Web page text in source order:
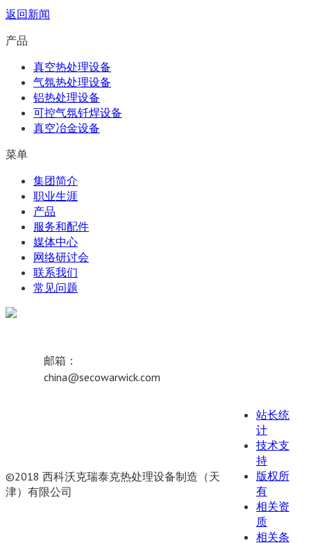
返回新闻
产品
真空热处理设备
气氛热处理设备
铝热处理设备
可控气氛钎焊设备
真空冶金设备
菜单
集团简介
职业生涯
产品
服务和配件
媒体中心
网络研讨会
联系我们
常见问题
邮箱：
china@secowarwick.com
©2018 西科沃克瑞泰克热处理设备制造（天
津）有限公司
站长统
计
技术支
持
版权所
有
相关资
质
相关条